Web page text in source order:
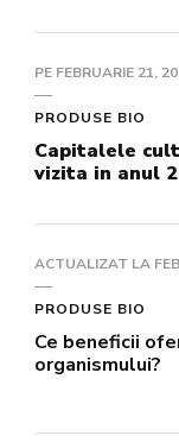
PE FEBRUARIE 21,
PRODUSE BIO
Capitalele
vizita in anul
ACTUALIZAT LA
PRODUSE BIO
Ce beneficii
organismului?